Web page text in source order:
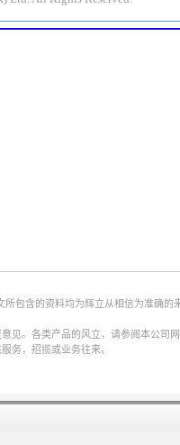
包含的资料均为辉立从相信为准确
见。各类产品的风立，请参阅本公
务，招揽或业务往来。